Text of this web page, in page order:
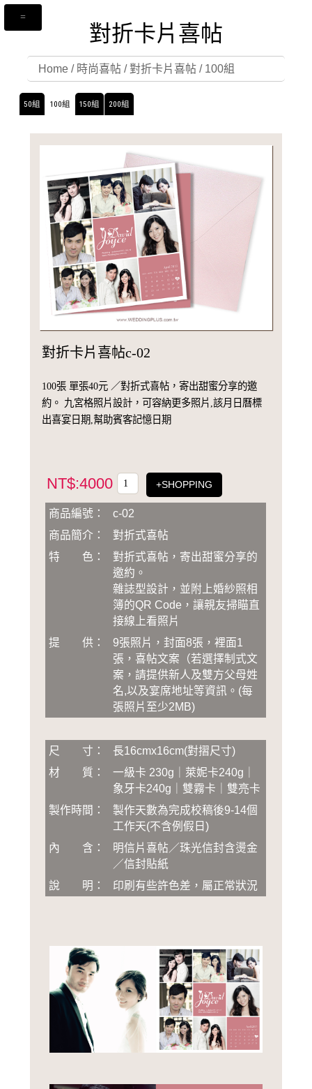
對折卡片喜帖
Home/ 時尚喜帖/對折卡片喜帖/ 100組
50組 100組 150組 200組
對折卡片喜帖c-02
100張 單張40元 ／對折式喜帖，寄出甜蜜分享的邀
約。 九宮格照片設計，可容納更多照片,該月日曆標
出喜宴日期,幫助賓客記憶日期
NT$:4000 +SHOPPING
商品編號：
c-02
商品簡介：
對折式喜帖
特 色：
對折式喜帖，寄出甜蜜分享的
邀約。
雜誌型設計，並附上婚紗照相
簿的QR Code，讓親友掃瞄直
接線上看照片
提 供：
9張照片，封面8張，裡面1
張，喜帖文案（若選擇制式文
案，請提供新人及雙方父母姓
名,以及宴席地址等資訊 。 (每
張照片至少2MB)
尺 寸：
長16cmx16cm(對摺尺寸)
材 質：
一級卡 230g｜萊妮卡240g｜
象牙卡240g｜雙霧卡｜雙亮卡
製作時間：
製作天數為完成校稿後9-14個
工作天(不含例假日)
內 含：
明信片喜帖／珠光信封含燙金
／信封貼紙
說 明：
印刷有些許色差，屬正常狀況